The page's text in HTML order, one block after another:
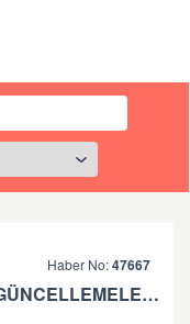
Haber No:47667
V SAYILI LISTE GÜNCELLEMELERI VE ITIRAZLAR